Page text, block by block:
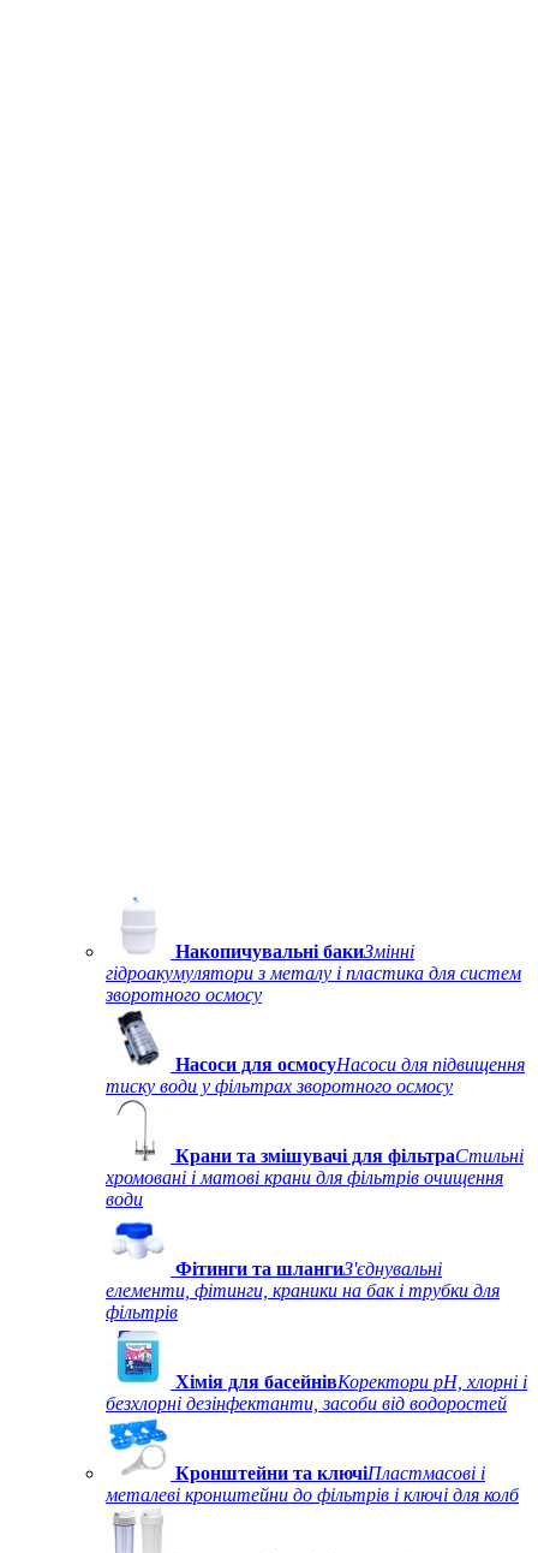
Накопичувальні бакиЗмінні
гідроакумулятори з металу і пластика для систем
зворотного осмосу
Насоси для осмосуНасоси для підвищення
тиску води у фільтрах зворотного осмосу
Крани та змішувачі для фільтраСтильні
хромовані і матові крани для фільтрів очищення
води
Фітинги та шлангиЗ'єднувальні
елементи, фітинги, краники на бак і трубки для
фільтрів
Хімія для басейнівКоректори рН, хлорні і
безхлорні дезінфектанти, засоби від водоростей
Кронштейни та ключіПластмасові і
металеві кронштейни до фільтрів і ключі для колб